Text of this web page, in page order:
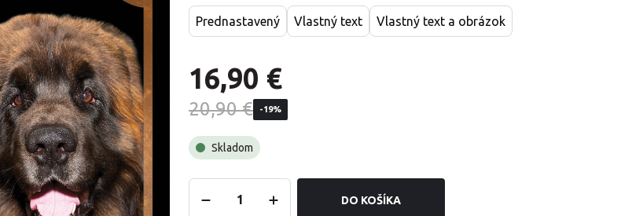
Prednastavený Vlastný text Vlastný text a obrázok
16,90 €
20,90 € -19%
Skladom
DO KOŠÍKA